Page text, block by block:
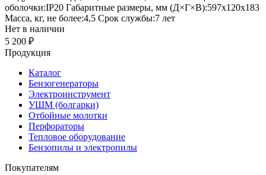
оболочки:IP20 Габаритные размеры, мм (Д×Г×В):597х120х183
Масса, кг, не более:4,5 Срок службы:7 лет
Нет в наличии
5 200 ₽
Продукция
Каталог
Бензогенераторы
Электроинструмент
УШМ (болгарки)
Отбойные молотки
Перфораторы
Тепловое оборудование
Бензопилы и электропилы
Покупателям